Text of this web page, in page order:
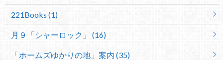
221Books (1)
月９「シャーロック」 (16)
「ホームズゆかりの地」案内 (35)